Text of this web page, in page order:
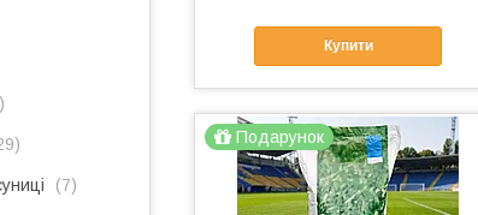
Купити
Подарунок
7